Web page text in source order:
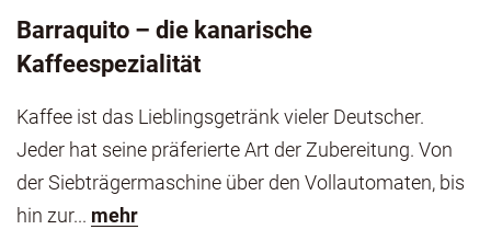
Barraquito – die kanarische
Kaffeespezialität
Kaffee ist das Lieblingsgetränk vieler Deutscher.
Jeder hat seine präferierte Art der Zubereitung. Von
der Siebträgermaschine über den Vollautomaten, bis
hin zur... mehr